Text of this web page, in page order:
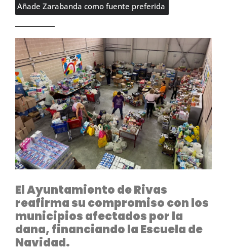
Añade Zarabanda como fuente preferida
El Ayuntamiento de Rivas
reafirma su compromiso con los
municipios afectados por la
dana, financiando la Escuela de
Navidad.